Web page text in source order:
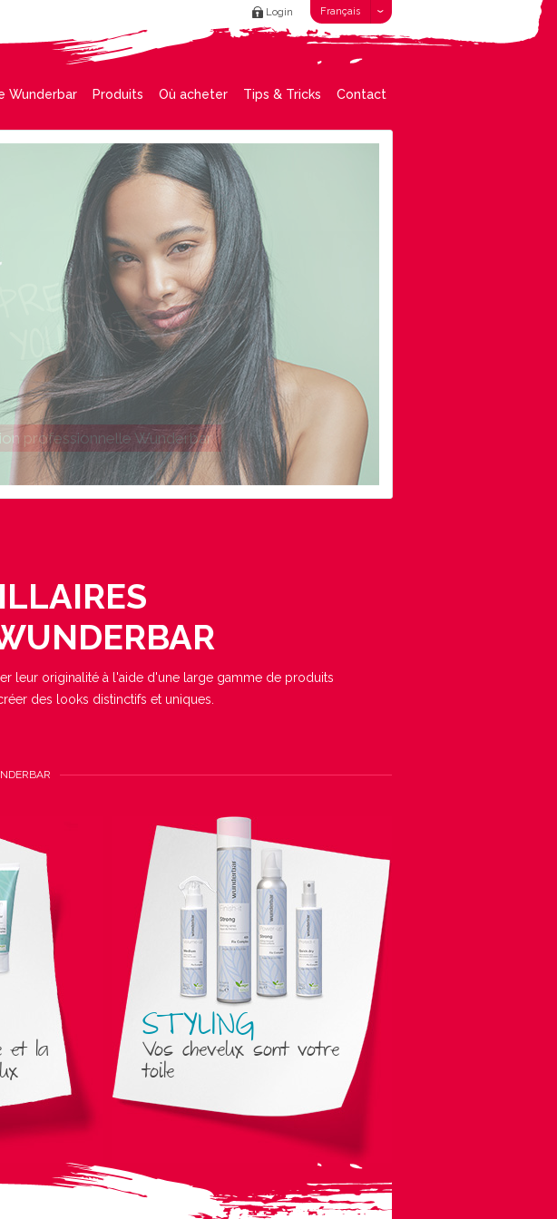
Login Français
Wunderbar Produits Où acheter Tips & Tricks Contact
leur originalité à l'aide d'une large gamme de produits
des looks distinctifs et uniques.
et la
STYLING
Vos cheveux sont votre
toile